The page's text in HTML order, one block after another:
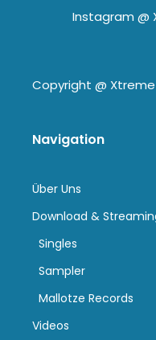
Instagram @
Copyright @
Navigation
Über Uns
Download &
Singles
Sampler
Mallotze Records
Videos